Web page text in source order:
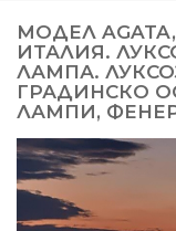
МОДЕЛ
ИТАЛИЯ.
ЛАМПА.
ГРАДИНСКО
ЛАМПИ,